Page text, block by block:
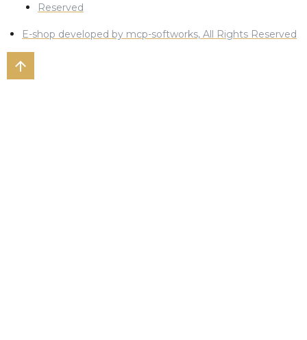
Reserved
E-shop developed by mcp-softworks, All Rights Reserved